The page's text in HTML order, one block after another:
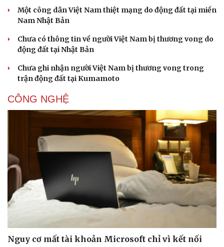
Du lịch
Podcast
Truyền thông Nhật Bản ca ngợi công dân Việt
Nam cứu người trong động đất
biện pháp bảo hộ công dân
Một công dân Việt Nam thiệt mạng do động đất tại miền
Nam Nhật Bản
Chưa có thông tin về người Việt Nam bị thương vong do
động đất tại Nhật Bản
Chưa ghi nhận người Việt Nam bị thương vong trong
trận động đất tại Kumamoto
CÔNG NGHỆ